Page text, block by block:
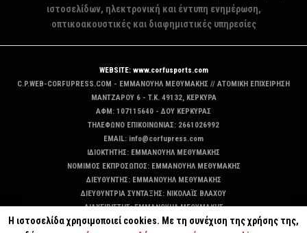
ιστοσελίδων, ηλεκτρονική και έντυπη ενημέρωση,
οπτικοακουστικές και διαφημιστικές υπηρεσίες
WEBSITE: www.corfusports.com
C.P.WEB-CORFUPRESS.COM - ΕΜΜΑΝΟΥΗΛ ΜΕΘΥΜΑΚΗΣ // ΑΤΟΜΙΚΗ ΕΠΙΧΕΙΡΗΣΗ
MANTZAΡΟΥ 6 - T.K. 49132, ΚΕΡΚΥΡΑ
ΑΦΜ: 107115640 - ΔΟΥ ΚΕΡΚΥΡΑΣ
ΤΗΛΕΦΩΝΟ ΕΠΙΚΟΙΝΩΝΙΑΣ: 2661026992
EMAIL: info@corfupress.com
ΙΔΙΟΚΤΗΤΗΣ: EMMANOYΗΛ ΜΕΘΥΜΑΚΗΣ
ΝΟΜΙΜΟΣ ΕΚΠΡΟΣΩΠΟΣ: EMMANOYΗΛ ΜΕΘΥΜΑΚΗΣ
ΔΙΕΥΘΥΝΤΗΣ: EMMANOYΗΛ ΜΕΘΥΜΑΚΗΣ
ΔΙΕΥΘΥΝΤΡΙΑ ΣΥΝΤΑΞΗΣ: ΝΙΚΟΛΑΪΣ ΒΛΑΧΟΥ
ΔΙΑΧΕΙΡΙΣΤΗΣ: EMMANOYΗΛ ΜΕΘΥΜΑΚΗΣ
ΔΙΚΑΙΟΥΧΟΣ DOMAIN: ΕΜΜΑΝΟΥΗΛ ΜΕΘΥΜΑΚΗΣ
Η ιστοσελίδα χρησιμοποιεί cookies. Με τη συνέχιση της χρήσης της,